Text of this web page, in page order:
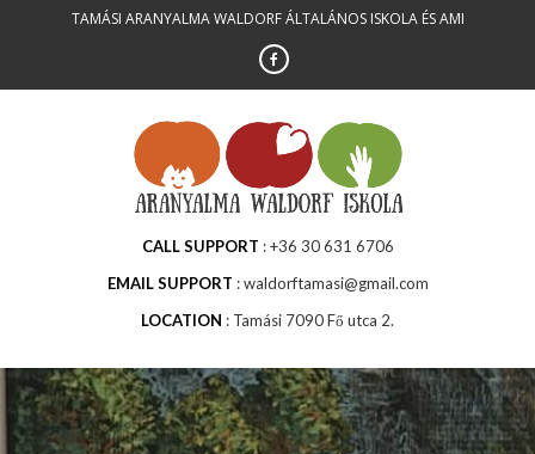
TAMÁSI ARANYALMA WALDORF ÁLTALÁNOS ISKOLA ÉS AMI
CALL SUPPORT
+36 30 631 6706
EMAIL SUPPORT
waldorftamasi@gmail.com
LOCATION
Tamási 7090 Fő utca 2.